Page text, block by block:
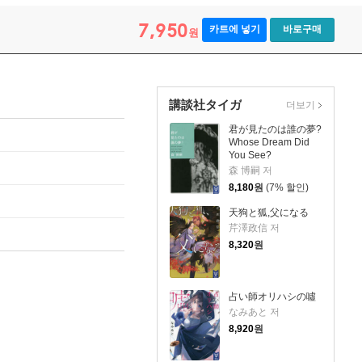
7,950원 카트에 넣기 바로구매
講談社タイガ
君が見たのは誰の夢?
Whose Dream Did
You See?
森 博嗣 저
8,180원 (7% 할인)
天狗と狐,父になる
芹澤政信 저
8,320원
占い師オリハシの噓
なみあと 저
8,920원
더보기